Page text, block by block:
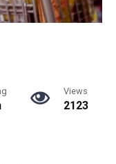
Views
2123